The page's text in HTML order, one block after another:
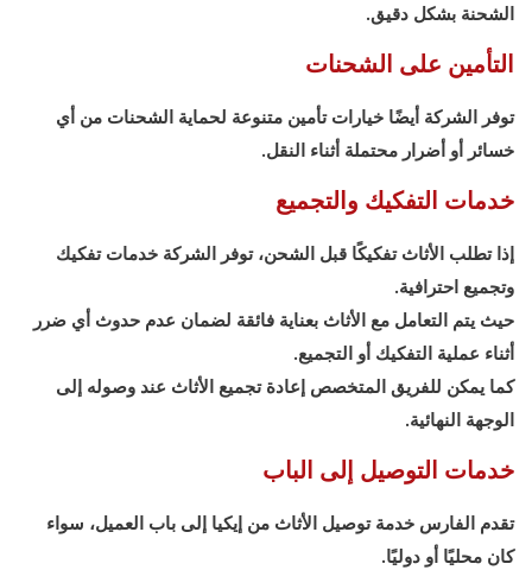
الشحنة بشكل دقيق.
التأمين على الشحنات
توفر الشركة أيضًا خيارات تأمين متنوعة لحماية الشحنات من أي
خسائر أو أضرار محتملة أثناء النقل.
خدمات التفكيك والتجميع
إذا تطلب الأثاث تفكيكًا قبل الشحن، توفر الشركة خدمات تفكيك
وتجميع احترافية.
حيث يتم التعامل مع الأثاث بعناية فائقة لضمان عدم حدوث أي ضرر
أثناء عملية التفكيك أو التجميع.
كما يمكن للفريق المتخصص إعادة تجميع الأثاث عند وصوله إلى
الوجهة النهائية.
خدمات التوصيل إلى الباب
تقدم الفارس خدمة توصيل الأثاث من إيكيا إلى باب العميل، سواء
كان محليًا أو دوليًا.